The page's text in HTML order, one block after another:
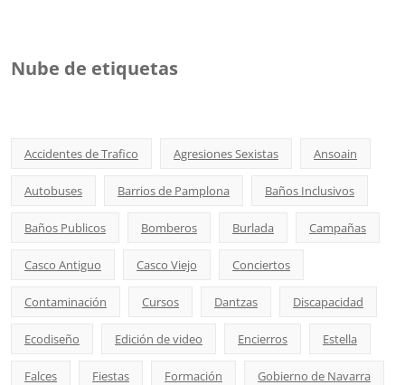
Nube de etiquetas
Accidentes de Trafico Agresiones Sexistas Ansoain
Autobuses Barrios de Pamplona Baños Inclusivos
Baños Publicos Bomberos Burlada Campañas
Casco Antiguo Casco Viejo Conciertos
Contaminación Cursos Dantzas Discapacidad
Ecodiseño Edición de video Encierros Estella
Falces Fiestas Formación Gobierno de Navarra